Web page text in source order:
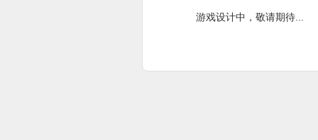
游戏设计中，敬请期待...